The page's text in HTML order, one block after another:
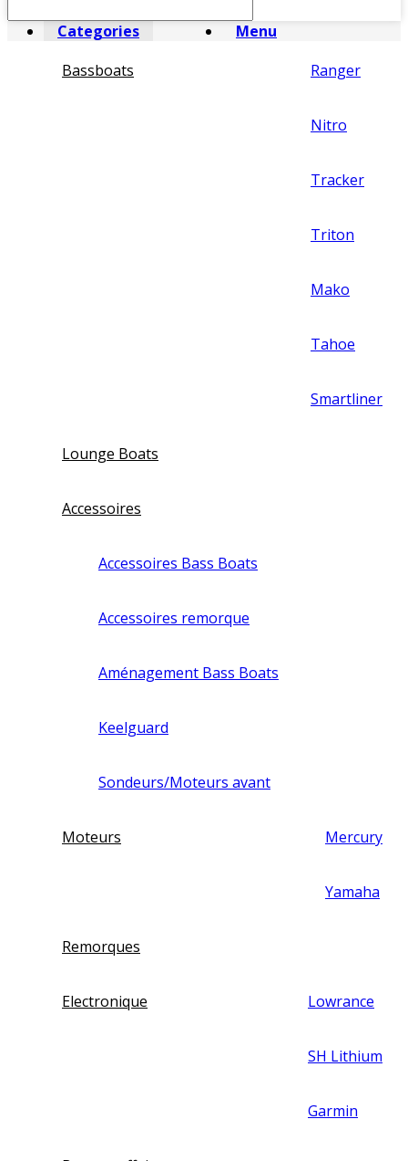
Menu
Categories
Bassboats
Ranger
Nitro
Tracker
Triton
Mako
Tahoe
Smartliner
Lounge Boats
Accessoires
Accessoires Bass Boats
Accessoires remorque
Aménagement Bass Boats
Keelguard
Sondeurs/Moteurs avant
Moteurs Mercury
Yamaha
Remorques
Electronique Lowrance
SH Lithium
Garmin